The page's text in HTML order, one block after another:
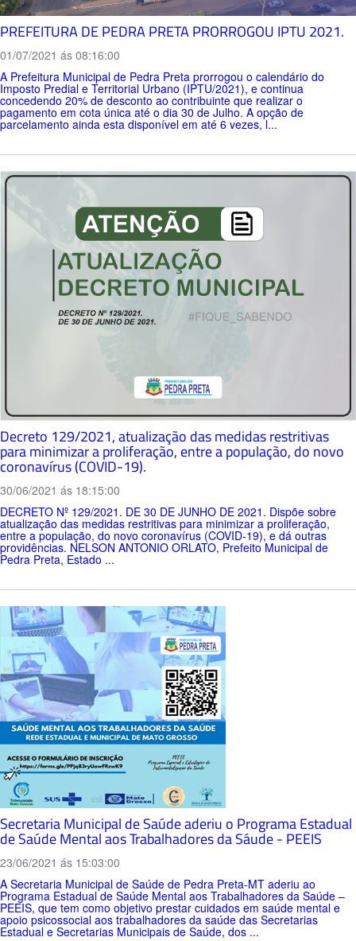
PREFEITURA DE PEDRA PRETA PRORROGOU IPTU 2021.
01/07/2021 ás 08:16:00
A Prefeitura Municipal de Pedra Preta prorrogou o calendário do
Imposto Predial e Territorial Urbano (IPTU/2021), e continua
concedendo 20% de desconto ao contribuinte que realizar o
pagamento em cota única até o dia 30 de Julho. A opção de
parcelamento ainda esta disponível em até 6 vezes, l...
Decreto 129/2021, atualização das medidas restritivas
para minimizar a proliferação, entre a população, do novo
coronavírus (COVID-19).
30/06/2021 ás 18:15:00
DECRETO Nº 129/2021. DE 30 DE JUNHO DE 2021. Dispõe sobre
atualização das medidas restritivas para minimizar a proliferação,
entre a população, do novo coronavírus (COVID-19), e dá outras
providências. NELSON ANTONIO ORLATO, Prefeito Municipal de
Pedra Preta, Estado ...
Secretaria Municipal de Saúde aderiu o Programa Estadual
de Saúde Mental aos Trabalhadores da Sáude - PEEIS
23/06/2021 ás 15:03:00
A Secretaria Municipal de Saúde de Pedra Preta-MT aderiu ao
Programa Estadual de Saúde Mental aos Trabalhadores da Saúde –
PEEIS, que tem como objetivo prestar cuidados em saúde mental e
apoio psicossocial aos trabalhadores da saúde das Secretarias
Estadual e Secretarias Municipais de Saúde, dos ...